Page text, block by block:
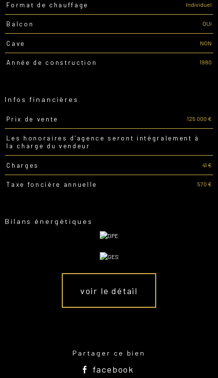
Format de chauffage Individuel
Balcon OUI
Cave NON
Année de construction 1980
Infos financières
Caractéristiques Valeurs
Prix de vente 125 000 €
Les honoraires d'agence seront intégralement à
la charge du vendeur
Charges 41 €
Taxe foncière annuelle 570 €
Bilans énergétiques
voir le détail
Partager ce bien
facebook